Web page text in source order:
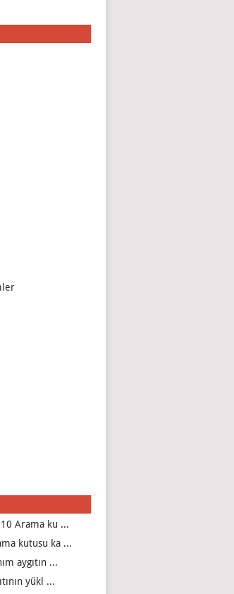
Arama ku ...
kutusu ka ...
aygıtın ...
yükl ...